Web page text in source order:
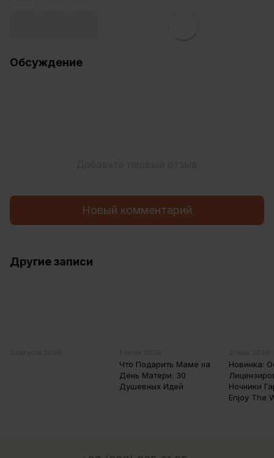
Обсуждение
Новый комментарий
Другие записи
Что Подарить Маме на
День Матери: 30
Душевных Идей
Новинка:
Ночники
Enjoy The